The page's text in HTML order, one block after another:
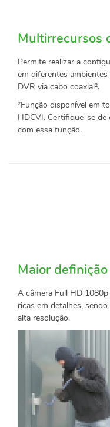
Multirrecursos
Permite realizar a
em diferentes
DVR via cabo coaxial².
²Função disponível em
HDCVI. Certifique-se
com essa função.
Maior
A câmera Full HD
ricas em detalhes,
alta resolução.